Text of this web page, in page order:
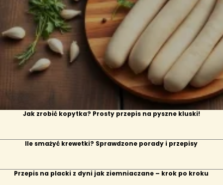
Jak zrobić kopytka? Prosty przepis na pyszne kluski!
Ile smażyć krewetki? Sprawdzone porady i przepisy
Przepis na placki z dyni jak ziemniaczane – krok po kroku